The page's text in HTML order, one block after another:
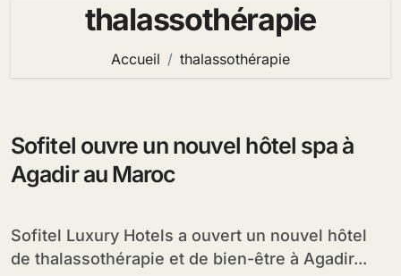
thalassothérapie
Accueil thalassothérapie
Sofitel ouvre un nouvel hôtel spa à
Agadir au Maroc
Sofitel Luxury Hotels a ouvert un nouvel hôtel
de thalassothérapie et de bien-être à Agadir...